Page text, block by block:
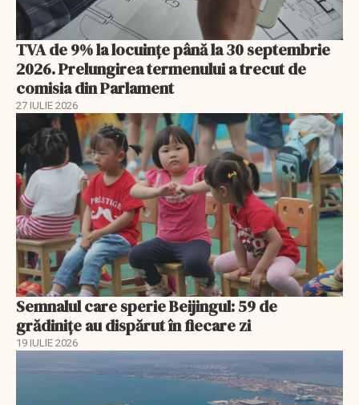
TVA de 9% la locuințe până la 30 septembrie
2026. Prelungirea termenului a trecut de
comisia din Parlament
27 IULIE 2026
Semnalul care sperie Beijingul: 59 de
grădinițe au dispărut în fiecare zi
19 IULIE 2026